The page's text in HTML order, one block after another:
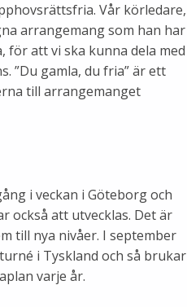
Vår körledare,
arrangemang som han har
för att vi ska kunna dela med
”Du gamla, du fria” är ett
till arrangemanget
i veckan i Göteborg och
också att utvecklas. Det är
till nya nivåer. I september
i Tyskland och så brukar
varje år.